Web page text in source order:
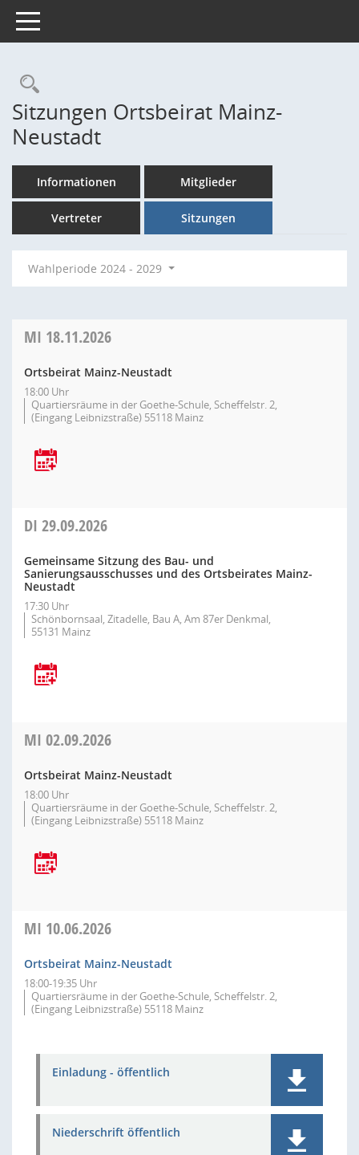
Toggle navigation
Rechercheauswahl
Sitzungen Ortsbeirat Mainz-
Neustadt
Informationen Mitglieder
Vertreter Sitzungen
Wahlperiode 2024 - 2029
MI 18.11.2026
Ortsbeirat Mainz-Neustadt
18:00 Uhr
Quartiersräume in der Goethe-Schule, Scheffelstr. 2,
(Eingang Leibnizstraße) 55118 Mainz
DI 29.09.2026
Gemeinsame Sitzung des Bau- und
Sanierungsausschusses und des Ortsbeirates Mainz-
Neustadt
17:30 Uhr
Schönbornsaal, Zitadelle, Bau A, Am 87er Denkmal,
55131 Mainz
MI 02.09.2026
Ortsbeirat Mainz-Neustadt
18:00 Uhr
Quartiersräume in der Goethe-Schule, Scheffelstr. 2,
(Eingang Leibnizstraße) 55118 Mainz
MI 10.06.2026
Ortsbeirat Mainz-Neustadt
18:00-19:35 Uhr
Quartiersräume in der Goethe-Schule, Scheffelstr. 2,
(Eingang Leibnizstraße) 55118 Mainz
Einladung - öffentlich
Niederschrift öffentlich